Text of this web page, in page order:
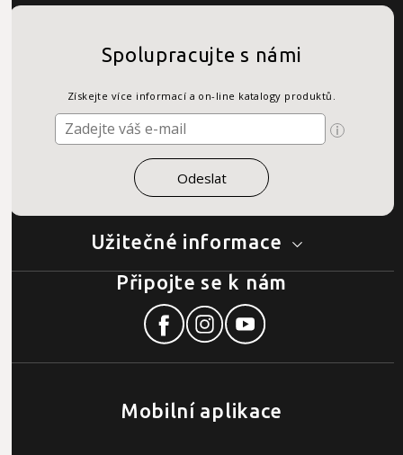
Užitečné informace
Spolupracujte s námi
Získejte více informací a on-line katalogy produktů.
Mobilní aplikace
Připojte se k nám